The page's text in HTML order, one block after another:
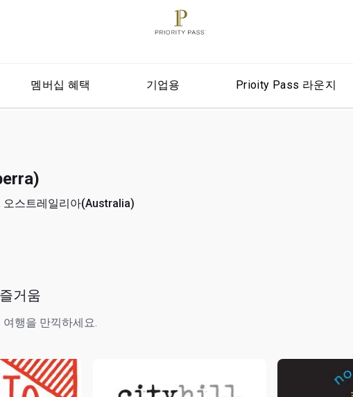
멤버십 혜택 기업용 Prioity Pass 라운지
스트레일리아(Australia)
거움
행을 만끽하세요.